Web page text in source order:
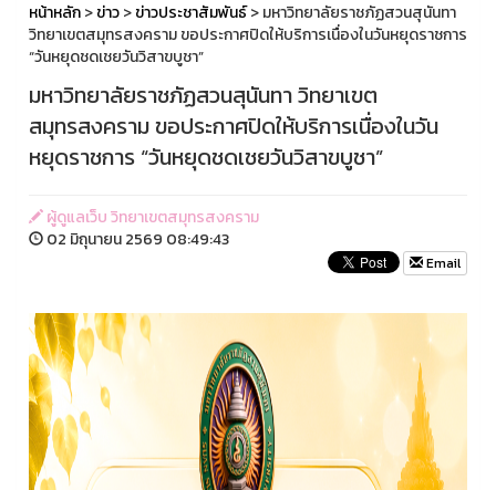
หน้าหลัก>ข่าว>ข่าวประชาสัมพันธ์> มหาวิทยาลัยราชภัฏสวนสุนันทา
วิทยาเขตสมุทรสงคราม ขอประกาศปิดให้บริการเนื่องในวันหยุดราชการ
“วันหยุดชดเชยวันวิสาขบูชา”
มหาวิทยาลัยราชภัฏสวนสุนันทา วิทยาเขต
สมุทรสงคราม ขอประกาศปิดให้บริการเนื่องในวัน
หยุดราชการ “วันหยุดชดเชยวันวิสาขบูชา”
ผู้ดูแลเว็บ วิทยาเขตสมุทรสงคราม
02 มิถุนายน 2569 08:49:43
Email